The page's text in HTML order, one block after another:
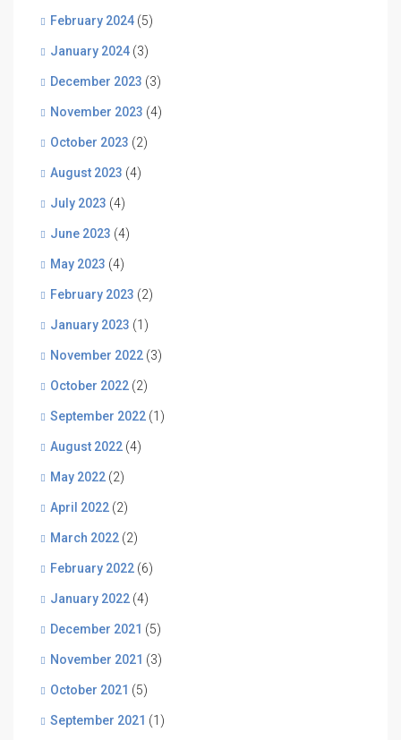
February 2024 (5)
January 2024 (3)
December 2023 (3)
November 2023 (4)
October 2023 (2)
August 2023 (4)
July 2023 (4)
June 2023 (4)
May 2023 (4)
February 2023 (2)
January 2023 (1)
November 2022 (3)
October 2022 (2)
September 2022 (1)
August 2022 (4)
May 2022 (2)
April 2022 (2)
March 2022 (2)
February 2022 (6)
January 2022 (4)
December 2021 (5)
November 2021 (3)
October 2021 (5)
September 2021 (1)